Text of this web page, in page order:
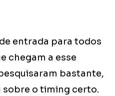
entrada para todos
chegam a esse
bastante,
sobre o timing certo.